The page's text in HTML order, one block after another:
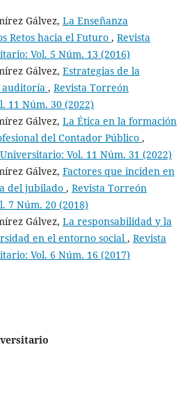
Gálvez, La Enseñanza
Retos hacia el Futuro , Revista
Vol. 5 Núm. 13 (2016)
Gálvez, Estrategias de la
auditoría , Revista Torreón
11 Núm. 30 (2022)
Gálvez, La Ética en la formación
del Contador Público ,
Vol. 11 Núm. 31 (2022)
Gálvez, Factores que inciden en
del jubilado , Revista Torreón
7 Núm. 20 (2018)
Gálvez, La responsabilidad y la
en el entorno social , Revista
Vol. 6 Núm. 16 (2017)